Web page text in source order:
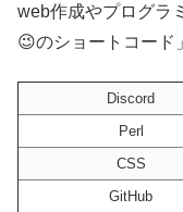
web作成やプログラ
😉のショートコード
Discord
Perl
CSS
GitHub